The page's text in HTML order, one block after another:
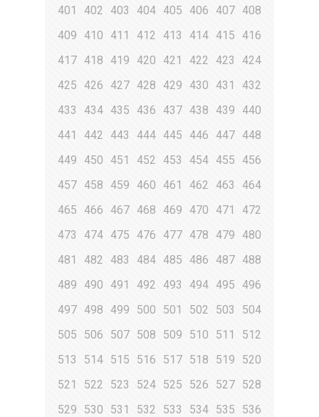
401 402 403 404 405 406 407 408
409
410 411 412 413 414 415
416
417 418 419 420 421 422 423
424
425
426 427 428 429 430 431
432
433
434 435 436 437 438 439
440
441
442 443 444 445 446 447 448
449
450 451 452 453 454 455
456
457 458 459 460 461 462 463
464
465
466 467 468 469 470 471
472
473
474 475 476 477 478 479
480
481
482 483 484 485 486 487 488
489
490 491 492 493 494 495
496
497 498 499 500 501 502 503
504
505
506 507 508 509 510 511
512
513
514 515 516 517 518 519
520
521
522 523 524 525 526 527 528
529
530 531 532 533 534 535
536